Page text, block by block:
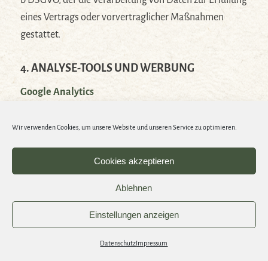
Wir verwenden Cookies, um unsere Website und unseren Service zu optimieren.
Cookies akzeptieren
Ablehnen
Einstellungen anzeigen
DatenschutzImpressum
eines Vertrags oder vorvertraglicher Maßnahmen
gestattet.
4. ANALYSE-TOOLS UND WERBUNG
Google Analytics
Das sind Textdateien, die auf Ihrem Computer
gespeichert werden und die eine Analyse der
Benutzung der Website durch Sie ermöglichen. Die